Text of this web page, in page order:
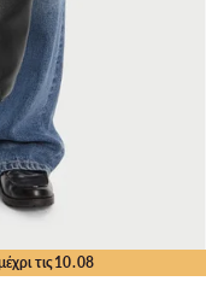
τις10.08